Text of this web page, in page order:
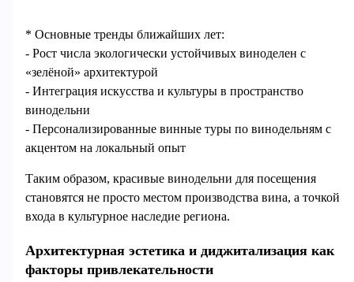
* Основные тренды ближайших лет:
- Рост числа экологически устойчивых виноделен с
«зелёной» архитектурой
- Интеграция искусства и культуры в пространство
винодельни
- Персонализированные винные туры по винодельням с
акцентом на локальный опыт
Таким образом, красивые винодельни для посещения
становятся не просто местом производства вина, а точкой
входа в культурное наследие региона.
Архитектурная эстетика и диджитализация как
факторы привлекательности